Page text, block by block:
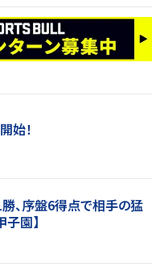
始！
、序盤6得点で相手の猛
園】